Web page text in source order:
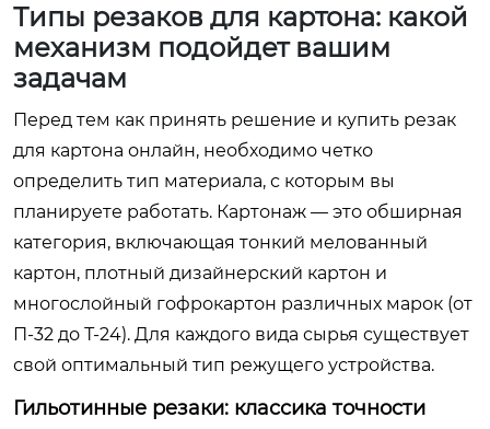
Типы резаков для картона: какой
механизм подойдет вашим
задачам
Перед тем как принять решение и купить резак
для картона онлайн, необходимо четко
определить тип материала, с которым вы
планируете работать. Картонаж — это обширная
категория, включающая тонкий мелованный
картон, плотный дизайнерский картон и
многослойный гофрокартон различных марок (от
П-32 до Т-24). Для каждого вида сырья существует
свой оптимальный тип режущего устройства.
Гильотинные резаки: классика точности